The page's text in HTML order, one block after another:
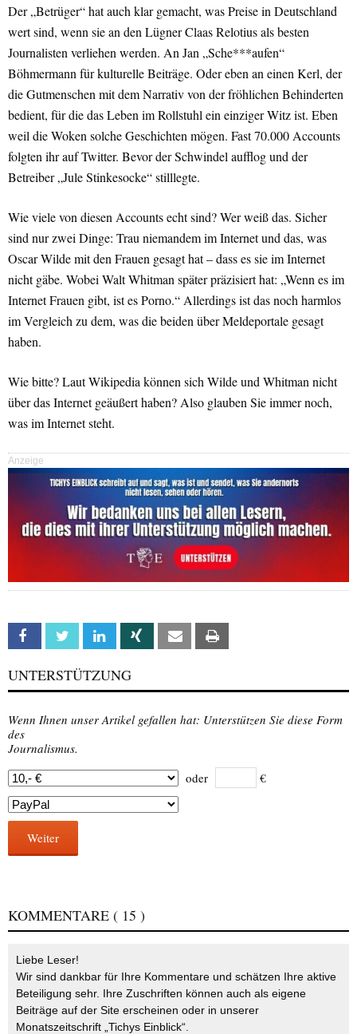
Der „Betrüger“ hat auch klar gemacht, was Preise in Deutschland
wert sind, wenn sie an den Lügner Claas Relotius als besten
Journalisten verliehen werden. An Jan „Sche***aufen“
Böhmermann für kulturelle Beiträge. Oder eben an einen Kerl, der
die Gutmenschen mit dem Narrativ von der fröhlichen Behinderten
bedient, für die das Leben im Rollstuhl ein einziger Witz ist. Eben
weil die Woken solche Geschichten mögen. Fast 70.000 Accounts
folgten ihr auf Twitter. Bevor der Schwindel aufflog und der
Betreiber „Jule Stinkesocke“ stilllegte.
Wie viele von diesen Accounts echt sind? Wer weiß das. Sicher
sind nur zwei Dinge: Trau niemandem im Internet und das, was
Oscar Wilde mit den Frauen gesagt hat – dass es sie im Internet
nicht gäbe. Wobei Walt Whitman später präzisiert hat: „Wenn es im
Internet Frauen gibt, ist es Porno.“ Allerdings ist das noch harmlos
im Vergleich zu dem, was die beiden über Meldeportale gesagt
haben.
Wie bitte? Laut Wikipedia können sich Wilde und Whitman nicht
über das Internet geäußert haben? Also glauben Sie immer noch,
was im Internet steht.
Anzeige
Facebook Twitter Linkedin Xing Email
UNTERSTÜTZUNG
Wenn Ihnen unser Artikel gefallen hat: Unterstützen Sie diese Form
des
Journalismus.
oder
€
Weiter
KOMMENTARE ( 15 )
Liebe Leser!
Wir sind dankbar für Ihre Kommentare und schätzen Ihre aktive
Beteiligung sehr. Ihre Zuschriften können auch als eigene
Beiträge auf der Site erscheinen oder in unserer
Monatszeitschrift „Tichys Einblick“.